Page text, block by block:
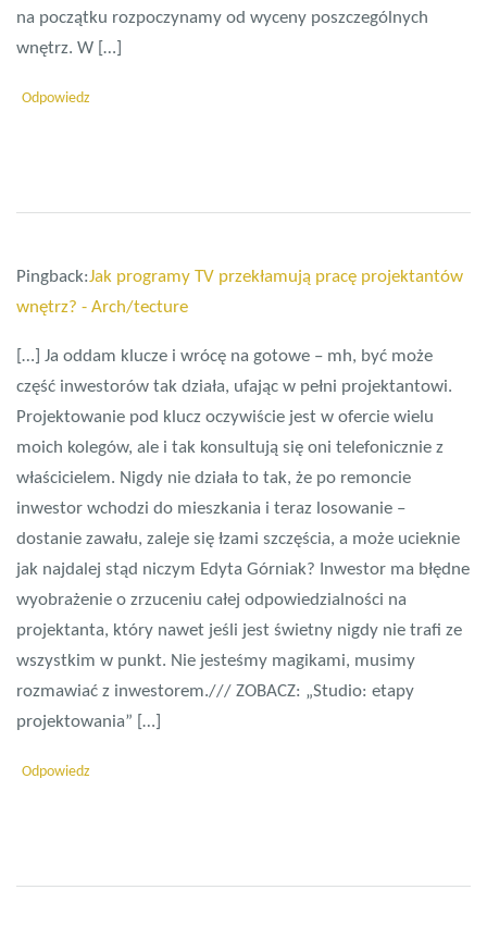
na początku rozpoczynamy od wyceny poszczególnych
wnętrz. W […]
Odpowiedz
Pingback:Jak programy TV przekłamują pracę projektantów
wnętrz? - Arch/tecture
[…] Ja oddam klucze i wrócę na gotowe – mh, być może
część inwestorów tak działa, ufając w pełni projektantowi.
Projektowanie pod klucz oczywiście jest w ofercie wielu
moich kolegów, ale i tak konsultują się oni telefonicznie z
właścicielem. Nigdy nie działa to tak, że po remoncie
inwestor wchodzi do mieszkania i teraz losowanie –
dostanie zawału, zaleje się łzami szczęścia, a może ucieknie
jak najdalej stąd niczym Edyta Górniak? Inwestor ma błędne
wyobrażenie o zrzuceniu całej odpowiedzialności na
projektanta, który nawet jeśli jest świetny nigdy nie trafi ze
wszystkim w punkt. Nie jesteśmy magikami, musimy
rozmawiać z inwestorem./// ZOBACZ: „Studio: etapy
projektowania” […]
Odpowiedz